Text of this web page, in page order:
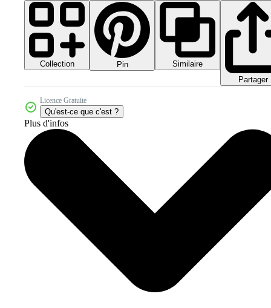
Collection Pin
Similaire
Partager
Licence Gratuite
Qu'est-ce que c'est ?
Plus d'infos